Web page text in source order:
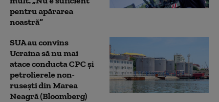
pentru apărarea
noastră”
SUA au convins
Ucraina să nu mai
atace conducta CPC şi
petrolierele non-
ruseşti din Marea
Neagră (Bloomberg)